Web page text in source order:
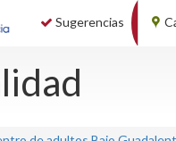
Sugerencias